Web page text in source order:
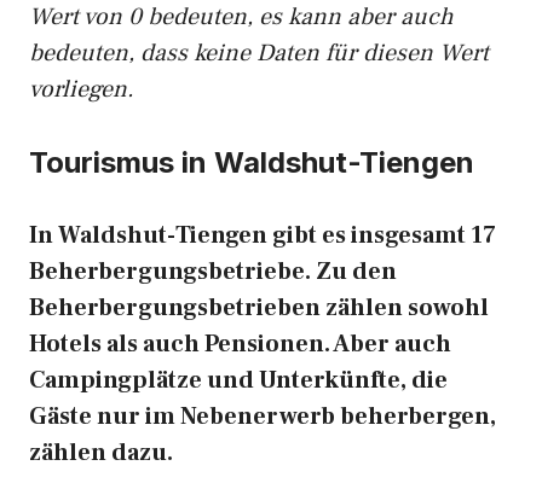
Wert von 0 bedeuten, es kann aber auch
bedeuten, dass keine Daten für diesen Wert
vorliegen.
Tourismus in Waldshut-Tiengen
In Waldshut-Tiengen gibt es insgesamt 17
Beherbergungsbetriebe. Zu den
Beherbergungsbetrieben zählen sowohl
Hotels als auch Pensionen. Aber auch
Campingplätze und Unterkünfte, die
Gäste nur im Nebenerwerb beherbergen,
zählen dazu.